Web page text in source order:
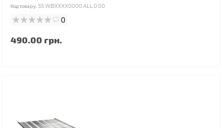
Код товару: 55.WBXXXX0000.ALL.0.00
0
490.00 грн.